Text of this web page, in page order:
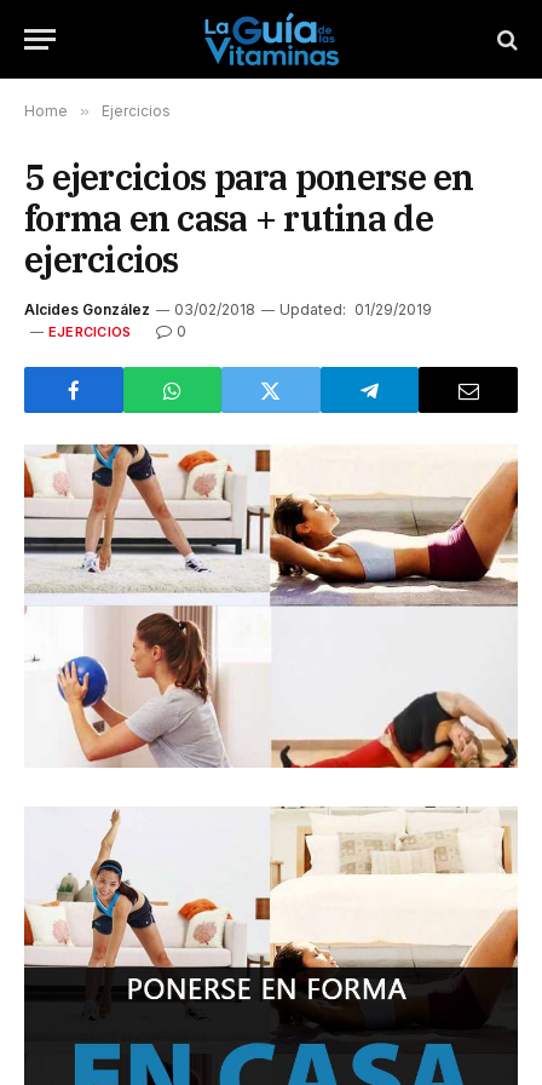
Home » Ejercicios
5 ejercicios para ponerse en
forma en casa + rutina de
ejercicios
Alcides González 03/02/2018 Updated: 01/29/2019
EJERCICIOS 0